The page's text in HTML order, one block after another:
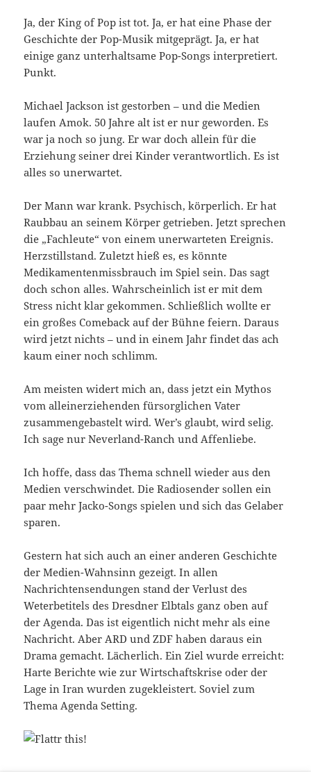
Ja, der King of Pop ist tot. Ja, er hat eine Phase der
Geschichte der Pop-Musik mitgeprägt. Ja, er hat
einige ganz unterhaltsame Pop-Songs interpretiert.
Punkt.
Michael Jackson ist gestorben – und die Medien
laufen Amok. 50 Jahre alt ist er nur geworden. Es
war ja noch so jung. Er war doch allein für die
Erziehung seiner drei Kinder verantwortlich. Es ist
alles so unerwartet.
Der Mann war krank. Psychisch, körperlich. Er hat
Raubbau an seinem Körper getrieben. Jetzt sprechen
die „Fachleute“ von einem unerwarteten Ereignis.
Herzstillstand. Zuletzt hieß es, es könnte
Medikamentenmissbrauch im Spiel sein. Das sagt
doch schon alles. Wahrscheinlich ist er mit dem
Stress nicht klar gekommen. Schließlich wollte er
ein großes Comeback auf der Bühne feiern. Daraus
wird jetzt nichts – und in einem Jahr findet das ach
kaum einer noch schlimm.
Am meisten widert mich an, dass jetzt ein Mythos
vom alleinerziehenden fürsorglichen Vater
zusammengebastelt wird. Wer’s glaubt, wird selig.
Ich sage nur Neverland-Ranch und Affenliebe.
Ich hoffe, dass das Thema schnell wieder aus den
Medien verschwindet. Die Radiosender sollen ein
paar mehr Jacko-Songs spielen und sich das Gelaber
sparen.
Gestern hat sich auch an einer anderen Geschichte
der Medien-Wahnsinn gezeigt. In allen
Nachrichtensendungen stand der Verlust des
Weterbetitels des Dresdner Elbtals ganz oben auf
der Agenda. Das ist eigentlich nicht mehr als eine
Nachricht. Aber ARD und ZDF haben daraus ein
Drama gemacht. Lächerlich. Ein Ziel wurde erreicht:
Harte Berichte wie zur Wirtschaftskrise oder der
Lage in Iran wurden zugekleistert. Soviel zum
Thema Agenda Setting.